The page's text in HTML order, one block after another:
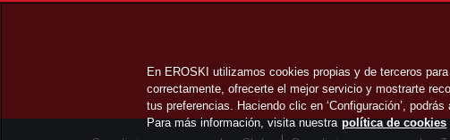
En EROSKI utilizamos cookies propias y de terceros
correctamente, ofrecerte el mejor servicio y mostrarte
tus preferencias. Haciendo clic en ‘Configuración’,
Para más información, visita nuestra política de cookies